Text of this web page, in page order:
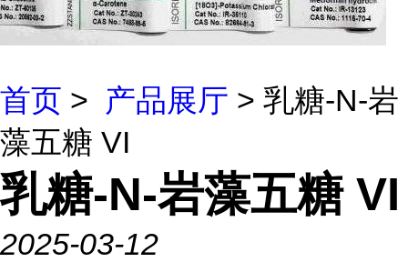
首页 > 产品展厅 > 乳糖-N-岩
藻五糖 VI
乳糖-N-岩藻五糖 VI
2025-03-12